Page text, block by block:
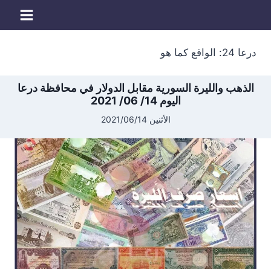
درعا 24: الواقع كما هو
الذهب والليرة السورية مقابل الدولار في محافظة درعا
اليوم 14/ 06/ 2021
الأثنين 2021/06/14